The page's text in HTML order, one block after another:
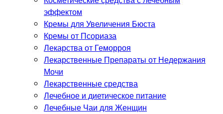
эффектом
Кремы для Увеличения Бюста
Кремы от Псориаза
Лекарства от Геморроя
Лекарственные Препараты от Недержания
Мочи
Лекарственные средства
Лечебное и диетическое питание
Лечебные Чаи для Женщин